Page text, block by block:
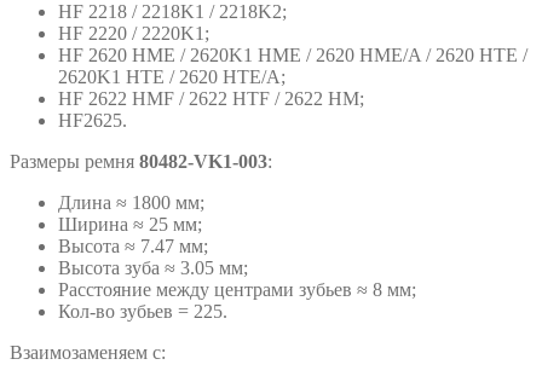
HF 2218 / 2218K1 / 2218K2;
HF 2220 / 2220K1;
HF 2620 HME / 2620K1 HME / 2620 HME/A / 2620 HTE /
2620K1 HTE / 2620 HTE/A;
HF 2622 HMF / 2622 HTF / 2622 HM;
HF2625.
Размеры ремня 80482-VK1-003:
Длина ≈ 1800 мм;
Ширина ≈ 25 мм;
Высота ≈ 7.47 мм;
Высота зуба ≈ 3.05 мм;
Расстояние между центрами зубьев ≈ 8 мм;
Кол-во зубьев = 225.
Взаимозаменяем с: